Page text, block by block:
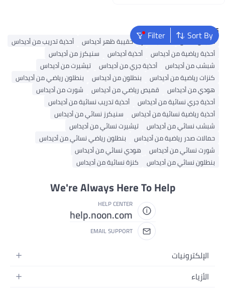
Sort By
FilterPopular Searches
ملابس اطفال حقائب ظهر حقيبة ظهر أديداس
أحذية تدريب من أديداس
أحذية رياضية من أديداس
أحذية أديداس
سنيكرز من أديداس
شبشب من أديداس
أحذية جري من أديداس
تيشيرت من أديداس
كنزات رياضية من أديداس
بنطلون من أديداس
بنطلون رياضي من أديداس
هودي من أديداس
قميص رياضي من أديداس
شورت من أديداس
أحذية جري نسائية من أديداس
أحذية تدريب نسائية من أديداس
أحذية رياضية نسائية من أديداس
سنيكرز نسائي من أديداس
شبشب نسائي من أديداس
تيشيرت نسائي من أديداس
حمالات صدر رياضية من أديداس
بنطلون رياضي نسائي من أديداس
شورت نسائي من أديداس
هودي نسائي من أديداس
بنطلون نسائي من أديداس
كنزة نسائية من أديداس
We're Always Here To Help
HELP CENTER
help.noon.com
EMAIL SUPPORT
الإلكترونيات
الجوالات
الأزياء